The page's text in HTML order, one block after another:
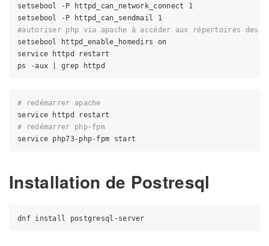
setsebool -P httpd_can_network_connect 1
#autoriser php via apache à accéder aux répertoires des
setsebool httpd_enable_homedirs on
service httpd restart
# redémarrer apache
# redémarrer php-fpm
Installation de Postresql